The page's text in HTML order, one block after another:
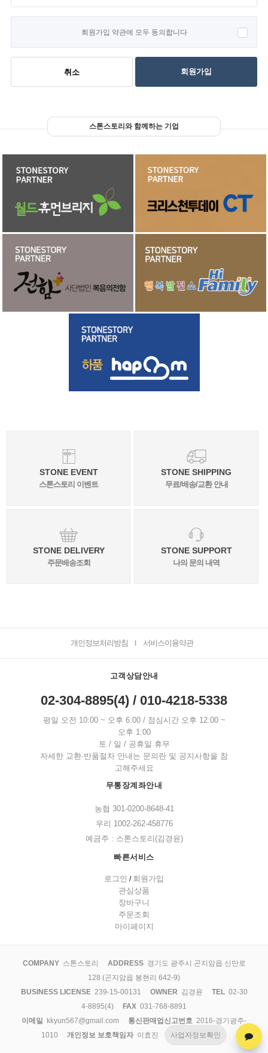
회원가입 약관에 모두 동의합니다
취소 회원가입
스톤스토리와 함께하는 기업
STONE EVENT
스톤스토리 이벤트
STONE SHIPPING
무료/배송/교환 안내
STONE DELIVERY
주문배송조회
STONE SUPPORT
나의 문의 내역
개인정보처리방침 I 서비스이용약관
고객상담안내
02-304-8895(4) / 010-4218-5338
평일 오전 10:00 ~ 오후 6:00 / 점심시간 오후 12:00 ~
오후 1:00
토 / 일 / 공휴일 휴무
자세한 교환·반품절차 안내는 문의란 및 공지사항을 참
고해주세요
무통장계좌안내
농협 301-0200-8648-41
우리 1002-262-458776
예금주 : 스톤스토리(김경윤)
빠른서비스
로그인 / 회원가입
관심상품
장바구니
주문조회
마이페이지
COMPANY 스톤스토리 ADDRESS 경기도 광주시 곤지암읍 신만로
128 (곤지암읍 봉현리 642-9)
BUSINESS LICENSE 239-15-00131 OWNER 김경윤 TEL 02-30
4-8895(4)
FAX 031-768-8891
이메일 kkyun567@gmail.com 통신판매업신고번호 2016-경기광주-
1010
개인정보 보호책임자 이효진 사업자정보확인